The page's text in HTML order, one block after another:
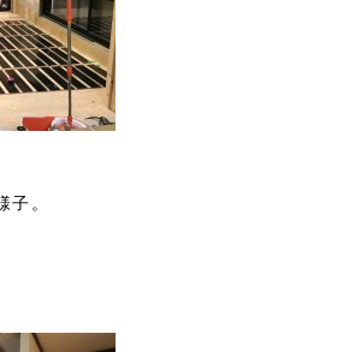
子。